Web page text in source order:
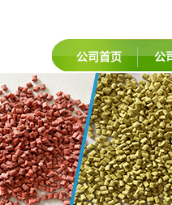
公司首页 公